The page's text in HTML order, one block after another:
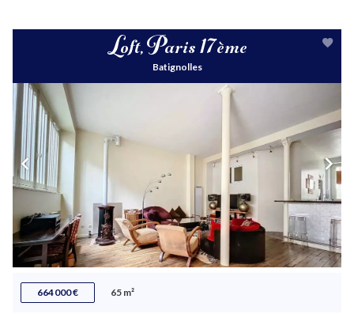
Loft, Paris 17ème
Batignolles
664 000 € 65 m²